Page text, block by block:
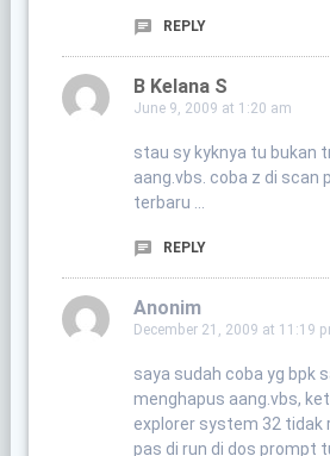
REPLY
B Kelana S
June 9, 2009 at 1:20 am
stau sy kyknya tu bukan
aang.vbs. coba z di scan
terbaru …
REPLY
Anonim
December 21, 2009 at 11:19
saya sudah coba yg bpk
menghapus aang.vbs,
explorer system 32 tidak
pas di run di dos prompt